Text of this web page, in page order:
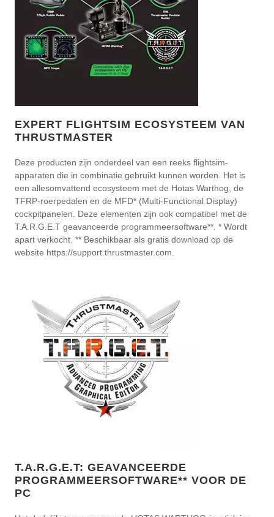
EXPERT FLIGHTSIM ECOSYSTEEM VAN
THRUSTMASTER
Deze producten zijn onderdeel van een reeks flightsim-
apparaten die in combinatie gebruikt kunnen worden. Het is
een allesomvattend ecosysteem met de Hotas Warthog, de
TFRP-roerpedalen en de MFD* (Multi-Functional Display)
cockpitpanelen. Deze elementen zijn ook compatibel met de
T.A.R.G.E.T geavanceerde programmeersoftware**. * Wordt
apart verkocht. ** Beschikbaar als gratis download op de
website https://support.thrustmaster.com.
T.A.R.G.E.T: GEAVANCEERDE
PROGRAMMEERSOFTWARE** VOOR DE
PC